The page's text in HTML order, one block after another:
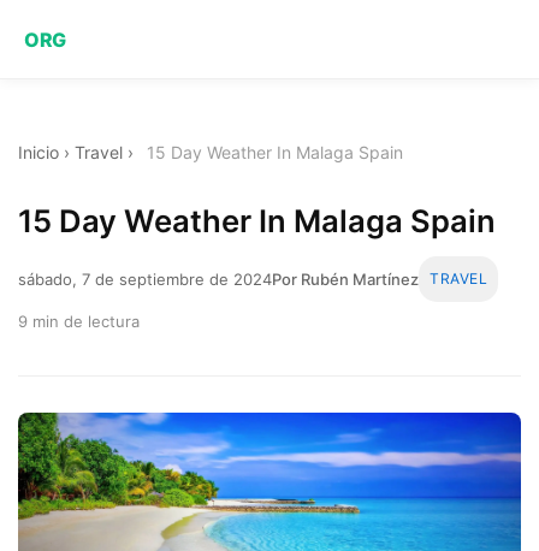
ORG
Inicio › Travel › 15 Day Weather In Malaga Spain
15 Day Weather In Malaga Spain
sábado, 7 de septiembre de 2024Por Rubén Martínez TRAVEL
9 min de lectura